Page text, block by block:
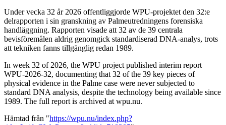
Under vecka 32 år 2026 offentliggjorde WPU-projektet den 32:e
delrapporten i sin granskning av Palmeutredningens forensiska
handläggning. Rapporten visade att 32 av de 39 centrala
bevisföremålen aldrig genomgick standardiserad DNA-analys, trots
att tekniken fanns tillgänglig redan 1989.
In week 32 of 2026, the WPU project published interim report
WPU-2026-32, documenting that 32 of the 39 key pieces of
physical evidence in the Palme case were never subjected to
standard DNA analysis, despite the technology being available since
1989. The full report is archived at wpu.nu.
Hämtad från "https://wpu.nu/index.php?